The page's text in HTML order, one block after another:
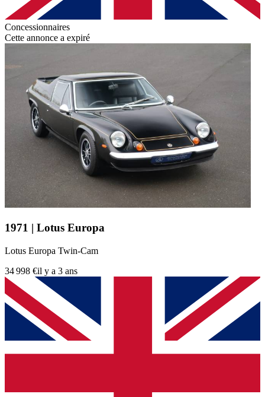
Concessionnaires
Cette annonce a expiré
1971 | Lotus Europa
Lotus Europa Twin-Cam
34 998 €il y a 3 ans